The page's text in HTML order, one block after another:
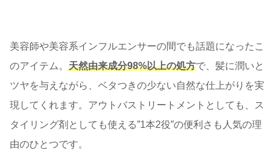
美容師や美容系インフルエンサーの間でも話題になったこ
のアイテム。 天然由来成分98%以上の処方で、髪に潤いと
ツヤを与えながら、ベタつきの少ない自然な仕上がりを実
現してくれます。アウトバストリートメントとしても、ス
タイリング剤としても使える”1本2役”の便利さも人気の理
由のひとつです。